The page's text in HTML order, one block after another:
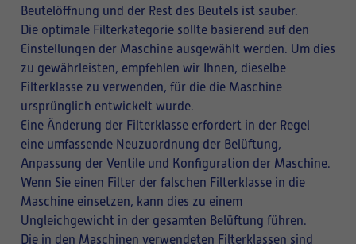
Beutelöffnung und der Rest des Beutels ist sauber.
Die optimale Filterkategorie sollte basierend auf den
Einstellungen der Maschine ausgewählt werden. Um dies
zu gewährleisten, empfehlen wir Ihnen, dieselbe
Filterklasse zu verwenden, für die die Maschine
ursprünglich entwickelt wurde.
Eine Änderung der Filterklasse erfordert in der Regel
eine umfassende Neuzuordnung der Belüftung,
Anpassung der Ventile und Konfiguration der Maschine.
Wenn Sie einen Filter der falschen Filterklasse in die
Maschine einsetzen, kann dies zu einem
Ungleichgewicht in der gesamten Belüftung führen.
Die in den Maschinen verwendeten Filterklassen sind